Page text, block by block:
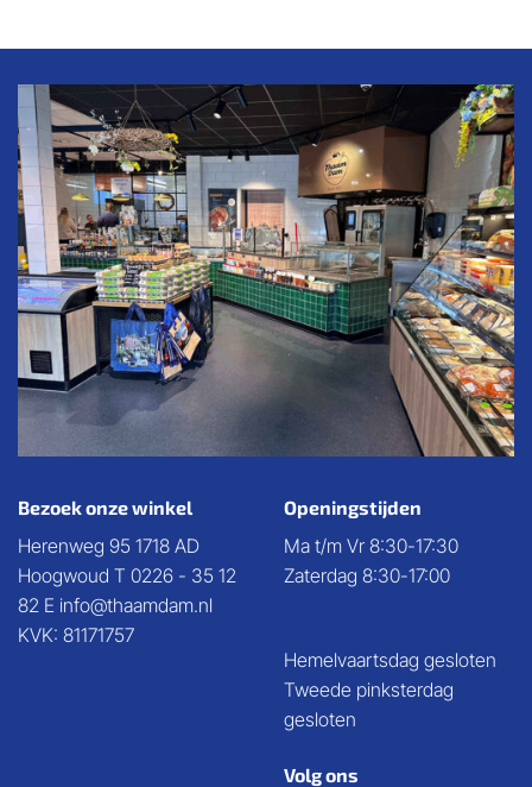
‘Special
Barbecue
Concept!
Bezoek onze winkel
Herenweg 95 1718 AD
Hoogwoud T 0226 - 35 12
82 E info@thaamdam.nl
KVK: 81171757
Openingstijden
Ma t/m Vr 8:30-17:30
Zaterdag 8:30-17:00
Hemelvaartsdag gesloten
Tweede pinksterdag
gesloten
Volg ons